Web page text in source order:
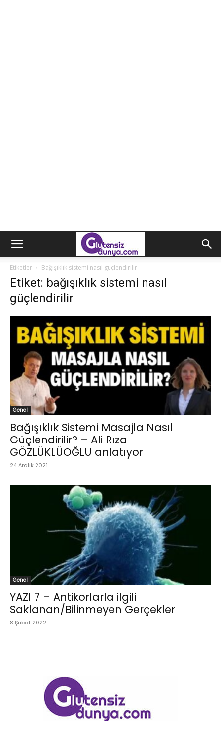
Etiketler Bağışıklık sistemi nasıl güçlendirilir
Etiket: bağışıklık sistemi nasıl
güçlendirilir
Genel
Bağışıklık Sistemi Masajla Nasıl
Güçlendirilir? – Ali Rıza
GÖZLÜKLÜOĞLU anlatıyor
24 Aralık 2021
Genel
YAZI 7 – Antikorlarla ilgili
Saklanan/Bilinmeyen Gerçekler
8 Şubat 2022